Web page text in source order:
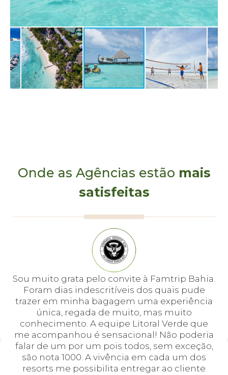
Onde as Agências estão mais
satisfeitas
Sou muito grata pelo convite à Famtrip Bahia.
Foram dias indescritíveis dos quais pude
trazer em minha bagagem uma experiência
única, regada de muito, mas muito
conhecimento. A equipe Litoral Verde que
me acompanhou é sensacional! Não poderia
falar de um por um pois todos, sem exceção,
são nota 1000. A vivência em cada um dos
resorts me possibilita entregar ao cliente